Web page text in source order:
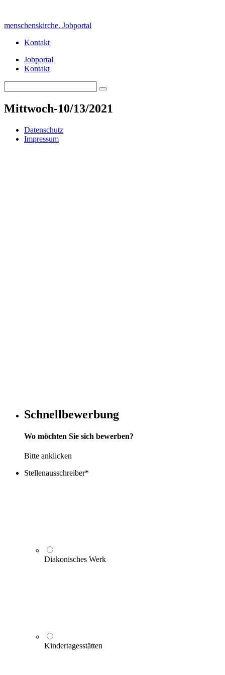
content
menschenskirche. Jobportal
Kontakt
Jobportal
Kontakt
for:
Search
Mittwoch-10/13/2021
Datenschutz
Impressum
Schnellbewerbung
Wo möchten Sie sich bewerben?
Bitte anklicken
Stellenausschreiber*
Diakonisches Werk
Kindertagesstätten